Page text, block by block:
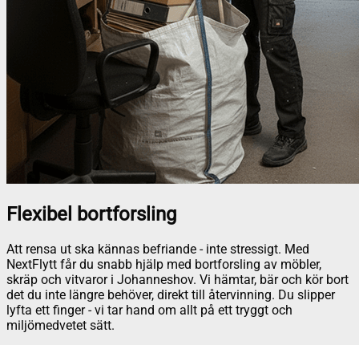
Flexibel bortforsling
Att rensa ut ska kännas befriande - inte stressigt. Med
NextFlytt får du snabb hjälp med bortforsling av möbler,
skräp och vitvaror i Johanneshov. Vi hämtar, bär och kör bort
det du inte längre behöver, direkt till återvinning. Du slipper
lyfta ett finger - vi tar hand om allt på ett tryggt och
miljömedvetet sätt.